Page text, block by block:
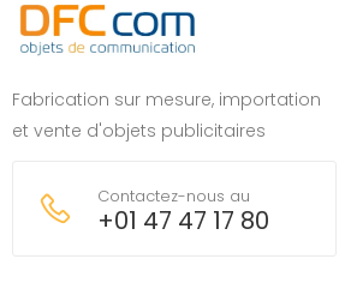
Fabrication sur mesure, importation
et vente d'objets publicitaires
Contactez-nous au
+01 47 47 17 80